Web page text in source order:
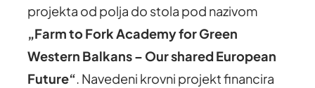
projekta od polja do stola pod nazivom
„Farm to Fork Academy for Green
Western Balkans – Our shared European
Future“. Navedeni krovni projekt financira